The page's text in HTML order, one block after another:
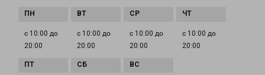
с 10:00 до
20:00
с 10:00 до
20:00
с 10:00 до
20:00
с 10:00 до
20:00